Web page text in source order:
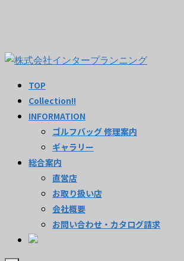
TOP
Collection!!
INFORMATION
ゴルフバッグ 修理案内
ギャラリー
総合案内
直営店
お取り扱い店
会社概要
お問い合わせ・カタログ請求